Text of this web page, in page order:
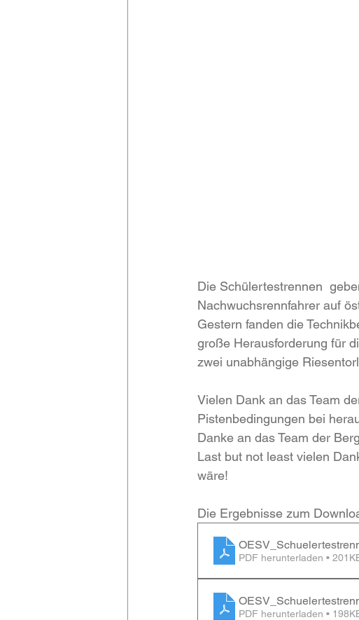
Die Schülertestrennen
Nachwuchsrennfahrer auf
Gestern fanden die
große Herausforderung für
zwei unabhängige
Vielen Dank an das Team
Pistenbedingungen bei
Danke an das Team der
Last but not least vielen
wäre!
Die Ergebnisse zum
PDF herunterladen •
PDF herunterladen •